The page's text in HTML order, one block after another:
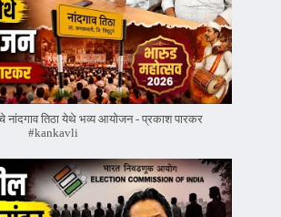
नांदगाव तिठा येथे भव्य आयोजन - प्रकाश पारकर
#kankavli